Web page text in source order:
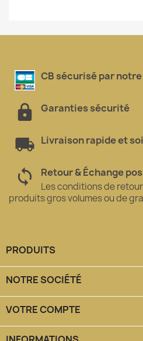
CB sécurisé par
Garanties sécurité
Livraison rapide et
Retour & Échange
Les conditions de
produits gros volumes ou de
PRODUITS
NOTRE SOCIÉTÉ
VOTRE COMPTE